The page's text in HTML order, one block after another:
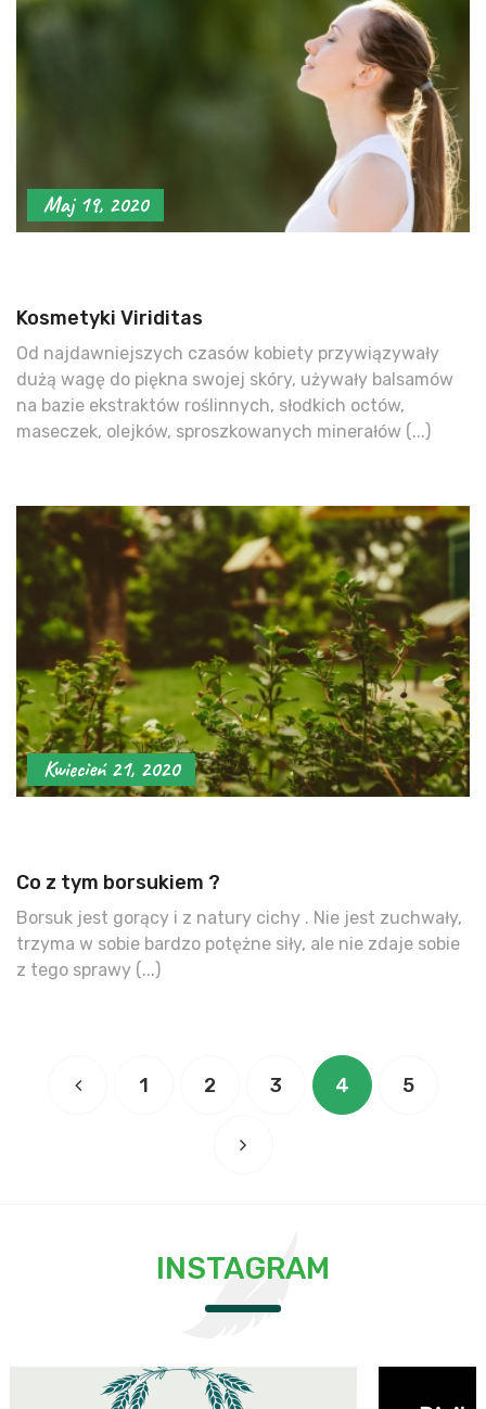
Maj 19, 2020
Kosmetyki Viriditas
Od najdawniejszych czasów kobiety przywiązywały
dużą wagę do piękna swojej skóry, używały balsamów
na bazie ekstraktów roślinnych, słodkich octów,
maseczek, olejków, sproszkowanych minerałów (...)
Kwiecień 21, 2020
Co z tym borsukiem ?
Borsuk jest gorący i z natury cichy . Nie jest zuchwały,
trzyma w sobie bardzo potężne siły, ale nie zdaje sobie
z tego sprawy (...)
1 2 3 4 5
INSTAGRAM